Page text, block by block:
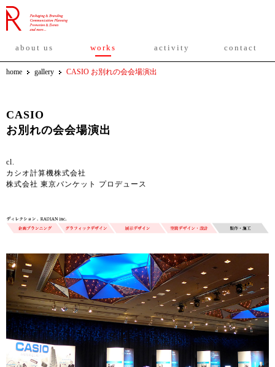
about us works activity contact
home gallery CASIO お別れの会会場演出
CASIO
お別れの会会場演出
cl.
カシオ計算機株式会社
株式会社 東京バンケット プロデュース